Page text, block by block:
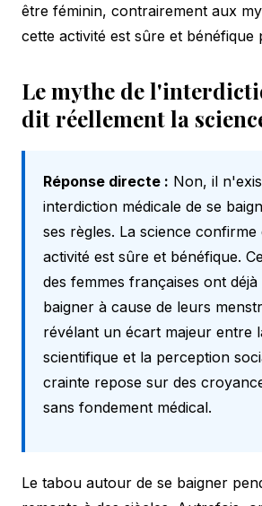
être féminin, contrairement aux
cette activité est sûre et bénéfique
Le mythe de
dit réellement la
Réponse directe : Non, il
interdiction médicale de se
ses règles. La science confirme
activité est sûre et bénéfique.
des femmes françaises ont
baigner à cause de leurs
révélant un écart majeur entre
scientifique et la perception
crainte repose sur des
sans fondement médical.
Le tabou autour de se baigner